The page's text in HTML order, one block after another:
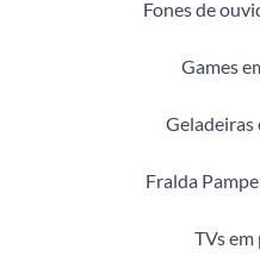
Fones de
Games
Geladeiras
Fralda
TVs